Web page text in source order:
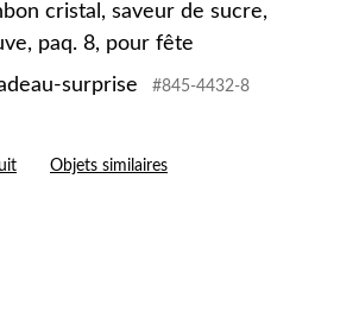
cristal, saveur de sucre,
paq. 8, pour fête
surprise
#845-4432-8
Objets similaires